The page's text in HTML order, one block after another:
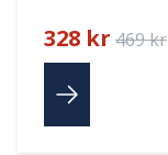
328 kr 469 kr